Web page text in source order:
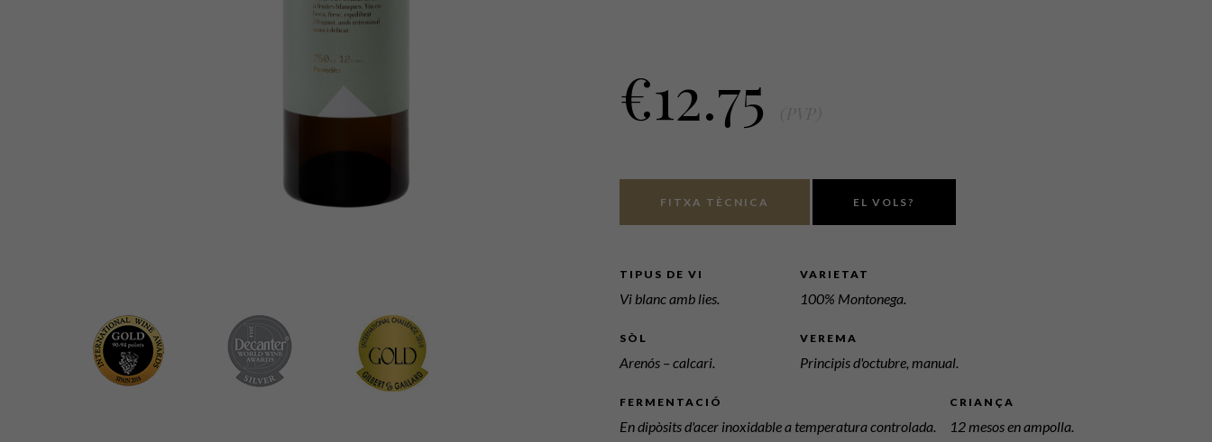
€12.75
FITXA TÈCNICA EL VOLS?
TIPUS DE VI
Vi blanc amb lies.
VARIETAT
100% Montonega.
SÒL
Arenós – calcari.
VEREMA
Principis d'octubre, manual.
FERMENTACIÓ
En dipòsits d'acer inoxidable a temperatura controlada.
CRIANÇA
12 mesos en ampolla.